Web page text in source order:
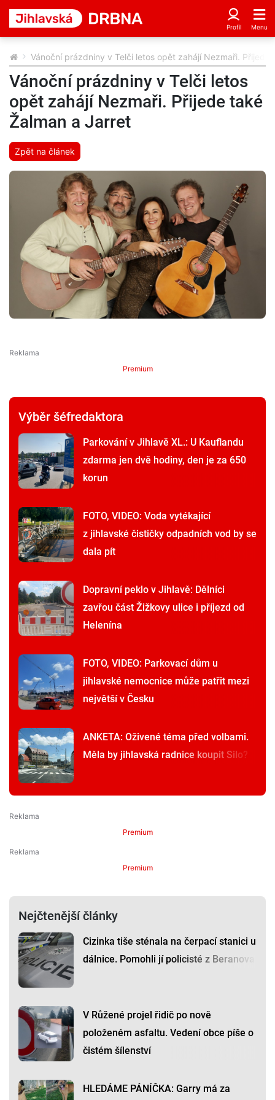
Vánoční prázdniny v Telči letos opět zahájí Nezmaři. Přijede
Vánoční prázdniny v Telči letos
opět zahájí Nezmaři. Přijede také
Žalman a Jarret
Zpět na článek
Premium
Výběr šéfredaktora
Parkování v Jihlavě XL.: U Kauflandu
zdarma jen dvě hodiny, den je za 650
korun
FOTO, VIDEO: Voda vytékající
z jihlavské čističky odpadních vod by se
dala pít
Dopravní peklo v Jihlavě: Dělníci
zavřou část Žižkovy ulice i příjezd od
Helenína
FOTO, VIDEO: Parkovací dům u
jihlavské nemocnice může patřit mezi
největší v Česku
ANKETA: Oživené téma před volbami.
Měla by jihlavská radnice koupit Silo?
Premium
Premium
Nejčtenější články
Cizinka tiše sténala na čerpací stanici u
dálnice. Pomohli jí policisté z Beranova
V Růžené projel řidič po nově
položeném asfaltu. Vedení obce píše o
čistém šílenství
HLEDÁME PÁNÍČKA: Garry má za